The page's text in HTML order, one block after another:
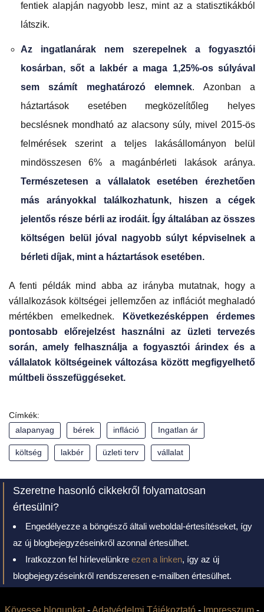
fentiek alapján nagyobb lesz, mint az a statisztikákból
látszik.
Az ingatlanárak nem szerepelnek a fogyasztói
kosárban, sőt a lakbér a maga 1,25%-os súlyával
sem számít meghatározó elemnek. Azonban a
háztartások esetében megközelítőleg helyes
becslésnek mondható az alacsony súly, mivel 2015-ös
felmérések szerint a teljes lakásállományon belül
mindösszesen 6% a magánbérleti lakások aránya.
Természetesen a vállalatok esetében érezhetően
más arányokkal találkozhatunk, hiszen a cégek
jelentős része bérli az irodáit. Így általában az összes
költségen belül jóval nagyobb súlyt képviselnek a
bérleti díjak, mint a háztartások esetében.
A fenti példák mind abba az irányba mutatnak, hogy a
vállalkozások költségei jellemzően az inflációt meghaladó
mértékben emelkednek.
Következésképpen érdemes
pontosabb előrejelzést használni az üzleti tervezés
során, amely felhasználja a fogyasztói árindex és a
vállalatok költségeinek változása között megfigyelhető
múltbeli összefüggéseket.
Címkék:
alapanyag
bérek infláció Ingatlan ár
költség lakbér üzleti terv vállalat
Szeretne hasonló cikkekről folyamatosan
értesülni?
Engedélyezze a böngésző általi weboldal-értesítéseket, így
az új blogbejegyzéseinkről azonnal értesülhet.
Iratkozzon fel hírlevelünkre ezen a linken, így az új
blogbejegyzéseinkről rendszeresen e-mailben értesülhet.
Kövesse blogunkat- Adatvédelmi Tájékoztató - Impresszum -